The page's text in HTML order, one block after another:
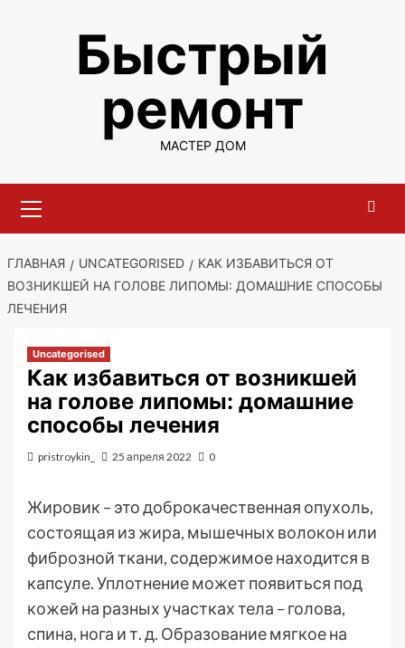
содержимомуБыстрый
ремонт
МАСТЕР ДОМ
меню
ГЛАВНАЯ UNCATEGORISED
КАК ИЗБАВИТЬСЯ ОТ
ВОЗНИКШЕЙ НА ГОЛОВЕ ЛИПОМЫ: ДОМАШНИЕ СПОСОБЫ
ЛЕЧЕНИЯ
Uncategorised
Как избавиться от возникшей
на голове липомы: домашние
способы лечения
pristroykin_ 25 апреля 2022 0
Жировик – это доброкачественная опухоль,
состоящая из жира, мышечных волокон или
фиброзной ткани, содержимое находится в
капсуле. Уплотнение может появиться под
кожей на разных участках тела – голова,
спина, нога и т. д. Образование мягкое на